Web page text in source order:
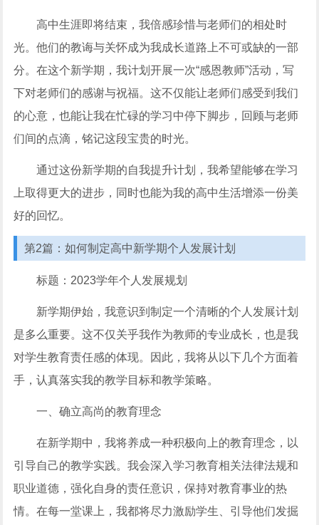
高中生涯即将结束，我倍感珍惜与老师们的相处时
光。他们的教诲与关怀成为我成长道路上不可或缺的一部
分。在这个新学期，我计划开展一次“感恩教师”活动，写
下对老师们的感谢与祝福。这不仅能让老师们感受到我们
的心意，也能让我在忙碌的学习中停下脚步，回顾与老师
们间的点滴，铭记这段宝贵的时光。
通过这份新学期的自我提升计划，我希望能够在学习
上取得更大的进步，同时也能为我的高中生活增添一份美
好的回忆。
第2篇：如何制定高中新学期个人发展计划
标题：2023学年个人发展规划
新学期伊始，我意识到制定一个清晰的个人发展计划
是多么重要。这不仅关乎我作为教师的专业成长，也是我
对学生教育责任感的体现。因此，我将从以下几个方面着
手，认真落实我的教学目标和教学策略。
一、确立高尚的教育理念
在新学期中，我将养成一种积极向上的教育理念，以
引导自己的教学实践。我会深入学习教育相关法律法规和
职业道德，强化自身的责任意识，保持对教育事业的热
情。在每一堂课上，我都将尽力激励学生、引导他们发掘